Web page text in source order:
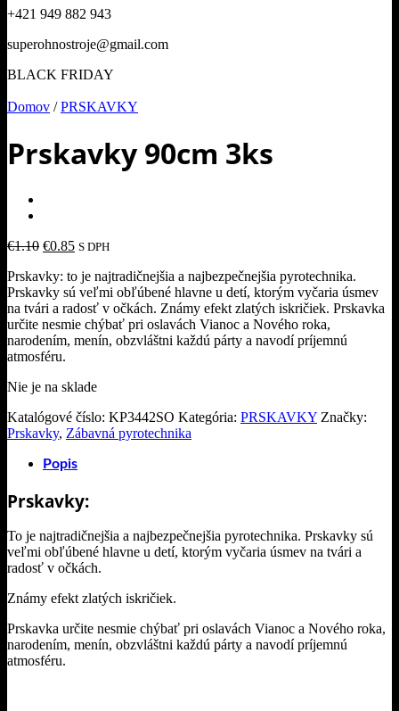
+421 949 882 943
superohnostroje@gmail.com
BLACK FRIDAY
Domov / PRSKAVKY
Prskavky 90cm 3ks
€1.10 Pôvodná
bola:
€1.10.
€0.85Aktuálna
je:
€0.85.
S DPH
Prskavky: to je najtradičnejšia a najbezpečnejšia pyrotechnika.
Prskavky sú veľmi obľúbené hlavne u detí, ktorým vyčaria úsmev
na tvári a radosť v očkách. Známy efekt zlatých iskričiek. Prskavka
určite nesmie chýbať pri oslavách Vianoc a Nového roka,
narodením, menín, obzvláštni každú párty a navodí príjemnú
atmosféru.
Nie je na sklade
Katalógové číslo: KP3442SO Kategória: PRSKAVKY Značky:
Prskavky, Zábavná pyrotechnika
Popis
Prskavky:
To je najtradičnejšia a najbezpečnejšia pyrotechnika. Prskavky sú
veľmi obľúbené hlavne u detí, ktorým vyčaria úsmev na tvári a
radosť v očkách.
Známy efekt zlatých iskričiek.
Prskavka určite nesmie chýbať pri oslavách Vianoc a Nového roka,
narodením, menín, obzvláštni každú párty a navodí príjemnú
atmosféru.